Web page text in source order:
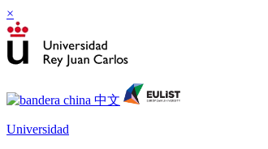
×
Universidad